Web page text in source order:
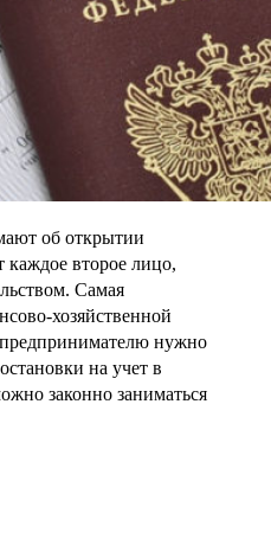
об открытии
каждое второе лицо,
Самая
хозяйственной
нужно
на учет в
законно заниматься